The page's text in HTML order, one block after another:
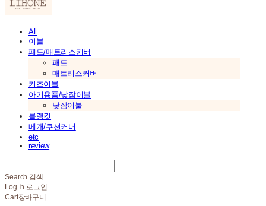
All
이불
패드/매트리스커버
패드
매트리스커버
키즈이불
아기용품/낮잠이불
낮잠이불
블랭킷
베개/쿠션커버
etc
review
Search 검색
Log In 로그인
Cart장바구니